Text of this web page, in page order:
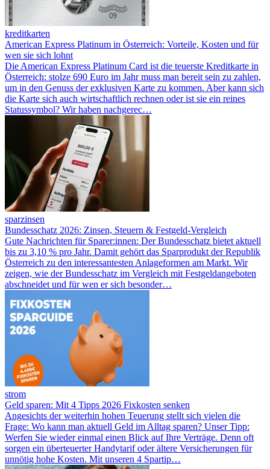
kreditkarten
American Express Platinum in Österreich: Vorteile, Kosten und für
wen sie sich lohnt
Die American Express Platinum Card ist die teuerste Kreditkarte in
Österreich: stolze 690 Euro im Jahr muss man bereit sein zu zahlen,
um in den Genuss der exklusiven Karte zu kommen. Aber kann sich
die Karte sich auch wirtschaftlich rechnen oder ist sie ein reines
Statussymbol? Wir haben nachgerec…
sparzinsen
Bundesschatz 2026: Zinsen, Steuern & Festgeld-Vergleich
Gute Nachrichten für Sparer:innen: Der Bundesschatz bietet aktuell
bis zu 3,10 % pro Jahr. Damit gehört das Sparprodukt der Republik
Österreich zu den interessantesten Anlageformen am Markt. Wir
zeigen, wie der Bundesschatz im Vergleich mit Festgeldangeboten
abschneidet und für wen er sich besonder…
strom
Geld sparen: Mit 4 Tipps 2026 Fixkosten senken
Angesichts der weiterhin hohen Teuerung stellt sich vielen die
Frage: Wo kann man aktuell Geld im Alltag sparen? Unser Tipp:
Werfen Sie wieder einmal einen Blick auf Ihre Verträge. Denn oft
sorgen ein überteuerter Handytarif oder ältere Versicherungen für
unnötig hohe Kosten. Mit unseren 4 Spartip…